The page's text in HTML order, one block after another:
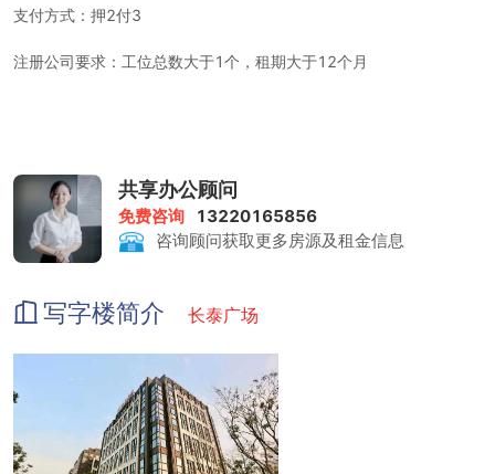
支付方式：押2付3
注册公司要求：工位总数大于1个，租期大于12个月
打印复印：1元/张
会议室：200-400元/小时
共享办公顾问
免费咨询
13220165856
咨询顾问获取更多房源及租金信息
写字楼简介 长泰广场